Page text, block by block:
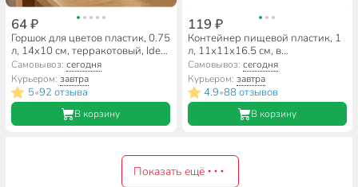
64 ₽
Горшок для цветов пластик, 0.75
л, 14х10 см, терракотовый, Idea,
Кэрол, М 3154
Самовывоз:сегодня
Курьером:завтра
5•92 отзыва
В корзину
119 ₽
Контейнер пищевой пластик, 1
л, 11х11х16.5 см, в
ассортименте, круглый, Idea,
Ролл, М1475
Самовывоз: сегодня
Курьером: завтра
4.9•88 отзывов
В корзину
Показать ещё